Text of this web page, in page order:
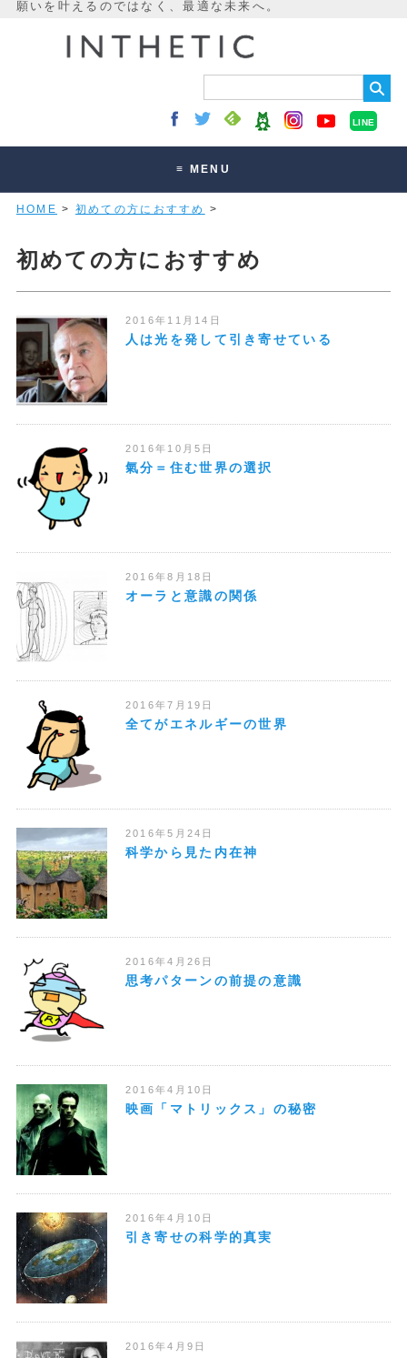
LINE
≡ MENU
未来最適化とは
読みもの
HOME > 初めての方におすすめ >
初めての方におすすめ
2016年11月14日
人は光を発して引き寄せている
2016年10月5日
氣分＝住む世界の選択
2016年8月18日
オーラと意識の関係
2016年7月19日
全てがエネルギーの世界
2016年5月24日
科学から見た内在神
2016年4月26日
思考パターンの前提の意識
2016年4月10日
映画「マトリックス」の秘密
2016年4月10日
引き寄せの科学的真実
2016年4月9日